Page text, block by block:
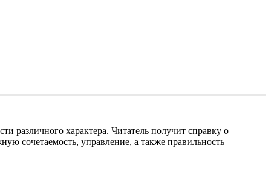
различного характера. Читатель получит справку о
сочетаемость, управление, а также правильность